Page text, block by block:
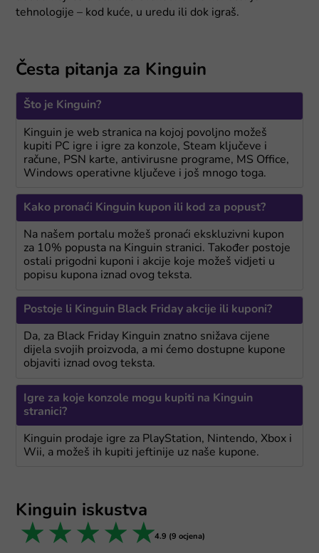
tehnologije – kod kuće, u uredu ili dok igraš.
Česta pitanja za Kinguin
Što je Kinguin?
Kinguin je web stranica na kojoj povoljno možeš
kupiti PC igre i igre za konzole, Steam ključeve i
račune, PSN karte, antivirusne programe, MS Office,
Windows operativne ključeve i još mnogo toga.
Kako pronaći Kinguin kupon ili kod za popust?
Na našem portalu možeš pronaći ekskluzivni kupon
za 10% popusta na Kinguin stranici. Također postoje
ostali prigodni kuponi i akcije koje možeš vidjeti u
popisu kupona iznad ovog teksta.
Postoje li Kinguin Black Friday akcije ili kuponi?
Da, za Black Friday Kinguin znatno snižava cijene
dijela svojih proizvoda, a mi ćemo dostupne kupone
objaviti iznad ovog teksta.
Igre za koje konzole mogu kupiti na Kinguin
stranici?
Kinguin prodaje igre za PlayStation, Nintendo, Xbox i
Wii, a možeš ih kupiti jeftinije uz naše kupone.
Kinguin iskustva
5 stars
4 stars
3 stars
2 stars
1 star 4.9 (9 ocjena)